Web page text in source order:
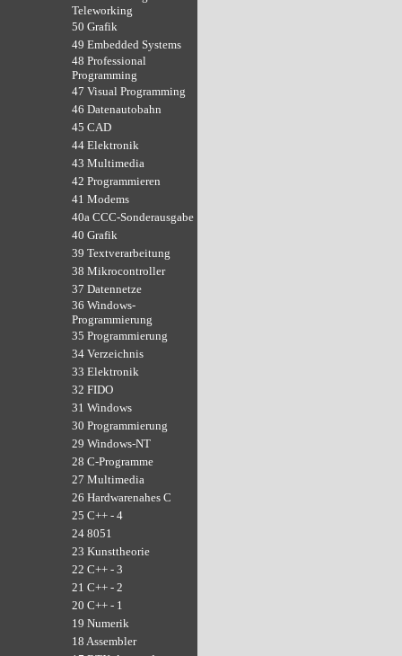
Teleworking
50 Grafik
49 Embedded Systems
48 Professional
Programming
47 Visual Programming
46 Datenautobahn
45 CAD
44 Elektronik
43 Multimedia
42 Programmieren
41 Modems
40a CCC-Sonderausgabe
40 Grafik
39 Textverarbeitung
38 Mikrocontroller
37 Datennetze
36 Windows-
Programmierung
35 Programmierung
34 Verzeichnis
33 Elektronik
32 FIDO
31 Windows
30 Programmierung
29 Windows-NT
28 C-Programme
27 Multimedia
26 Hardwarenahes C
25 C++ - 4
24 8051
23 Kunsttheorie
22 C++ - 3
21 C++ - 2
20 C++ - 1
19 Numerik
18 Assembler